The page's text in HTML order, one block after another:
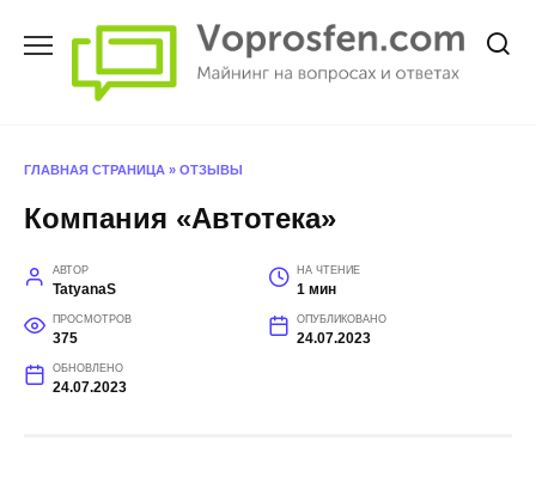
ГЛАВНАЯ СТРАНИЦА » ОТЗЫВЫ
Компания «Автотека»
АВТОР
TatyanaS
НА ЧТЕНИЕ
1 мин
ПРОСМОТРОВ
375
ОПУБЛИКОВАНО
24.07.2023
ОБНОВЛЕНО
24.07.2023